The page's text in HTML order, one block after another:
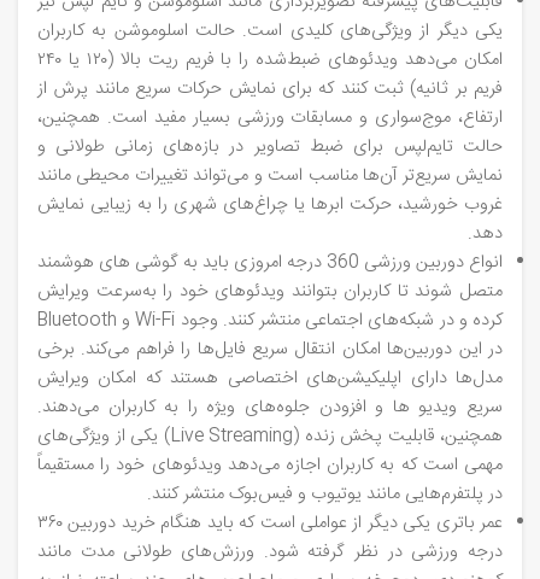
یکی دیگر از ویژگی‌های کلیدی است. حالت اسلوموشن به کاربران
امکان می‌دهد ویدئوهای ضبط‌شده را با فریم ریت بالا (۱۲۰ یا ۲۴۰
فریم بر ثانیه) ثبت کنند که برای نمایش حرکات سریع مانند پرش از
ارتفاع، موج‌سواری و مسابقات ورزشی بسیار مفید است. همچنین،
حالت تایم‌لپس برای ضبط تصاویر در بازه‌های زمانی طولانی و
نمایش سریع‌تر آن‌ها مناسب است و می‌تواند تغییرات محیطی مانند
غروب خورشید، حرکت ابرها یا چراغ‌های شهری را به زیبایی نمایش
دهد.
انواع دوربین ورزشی 360 درجه امروزی باید به گوشی‌ های هوشمند
متصل شوند تا کاربران بتوانند ویدئوهای خود را به‌سرعت ویرایش
کرده و در شبکه‌های اجتماعی منتشر کنند. وجود Wi-Fi و Bluetooth
در این دوربین‌ها امکان انتقال سریع فایل‌ها را فراهم می‌کند. برخی
مدل‌ها دارای اپلیکیشن‌های اختصاصی هستند که امکان ویرایش
سریع ویدیو ها و افزودن جلوه‌های ویژه را به کاربران می‌دهند.
همچنین، قابلیت پخش زنده (Live Streaming) یکی از ویژگی‌های
مهمی است که به کاربران اجازه می‌دهد ویدئوهای خود را مستقیماً
در پلتفرم‌هایی مانند یوتیوب و فیس‌بوک منتشر کنند.
عمر باتری یکی دیگر از عواملی است که باید هنگام خرید دوربین ۳۶۰
درجه ورزشی در نظر گرفته شود. ورزش‌های طولانی‌ مدت مانند